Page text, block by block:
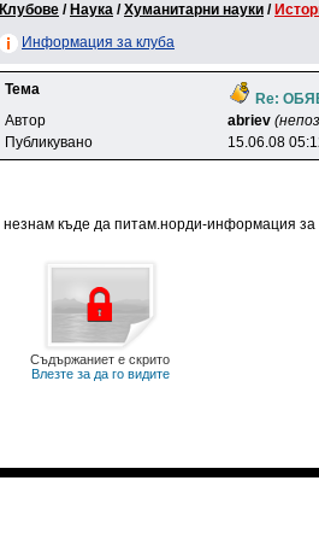
Клубове / Наука /Хуманитарни науки /
Информация за клуба
Тема
Re:
Автор
abriev
Публикувано
15.06.08
незнам къде да питам.норди-информация за
Съдържаниет е скрито
Влезте за да го видите